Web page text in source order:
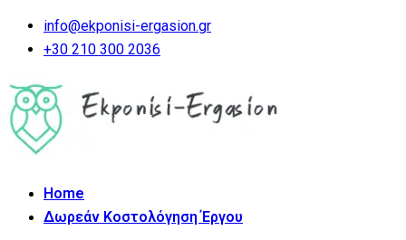
info@ekponisi-ergasion.gr
+30 210 300 2036
Home
Δωρεάν Κοστολόγηση Έργου